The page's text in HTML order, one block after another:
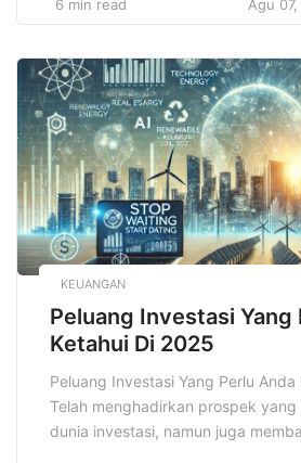
fenomena yang semakin menonjol
juga dikenal sebagai dapur
dark kitchen. Cloud Kitchen
kuliner […]
6 min read Agu
KEUANGAN
Peluang Investasi Yang
Ketahui Di 2025
Peluang Investasi Yang Perlu
Telah menghadirkan prospek yang
dunia investasi, namun juga